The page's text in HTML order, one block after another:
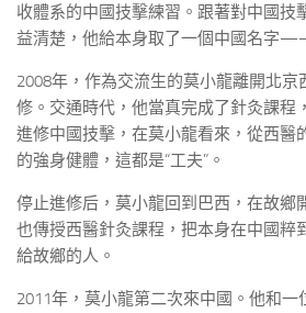
收體系的中國技擊練習。跟著對中國技
益清楚，他給本身取了一個中國名字
2008年，作為交流生的莫小龍離開北京
修。交通時代，他當真完成了針灸課程
進修中國技擊，在莫小龍看來，從西醫
的強身健體，這都是“工夫”。
停止進修后，莫小龍回到巴西，在故鄉
也傳授西醫針灸課程，把本身在中國粹
給故鄉的人。
2011年，莫小龍第二次來中國。他和